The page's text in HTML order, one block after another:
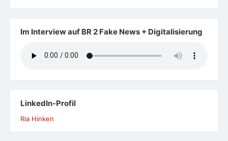
Im Interview auf BR 2 Fake News + Digitalisierung
LinkedIn-Profil
Ria Hinken